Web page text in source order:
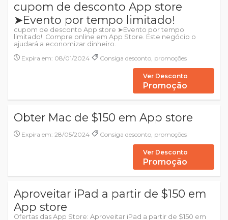
cupom de desconto App store
➤Evento por tempo limitado!
cupom de desconto App store ➤Evento por tempo
limitado!. Compre online em App Store. Este negócio o
ajudará a economizar dinheiro.
Expira em: 08/01/2024
Consiga desconto, promoções
Ver Desconto
Promoção
Obter Mac de $150 em App store
Expira em: 28/05/2024 Consiga desconto, promoções
Ver Desconto
Promoção
Aproveitar iPad a partir de $150 em
App store
Ofertas das App Store: Aproveitar iPad a partir de $150 em